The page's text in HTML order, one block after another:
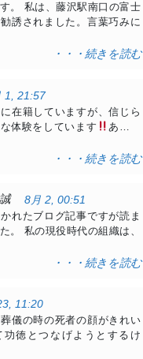
。 私は、藤沢駅南口の富士
誘されました。言葉巧みに
・・・続きを読む
1, 21:57
在籍していますが、信じら
体験をしています
ある日
・・・続きを読む
8月 2, 00:51
れたブログ記事ですが読ま
。 私の現役時代の組織は、
・・・続きを読む
11:20
儀の時の死者の顔がきれい
功徳とつなげようとするけ